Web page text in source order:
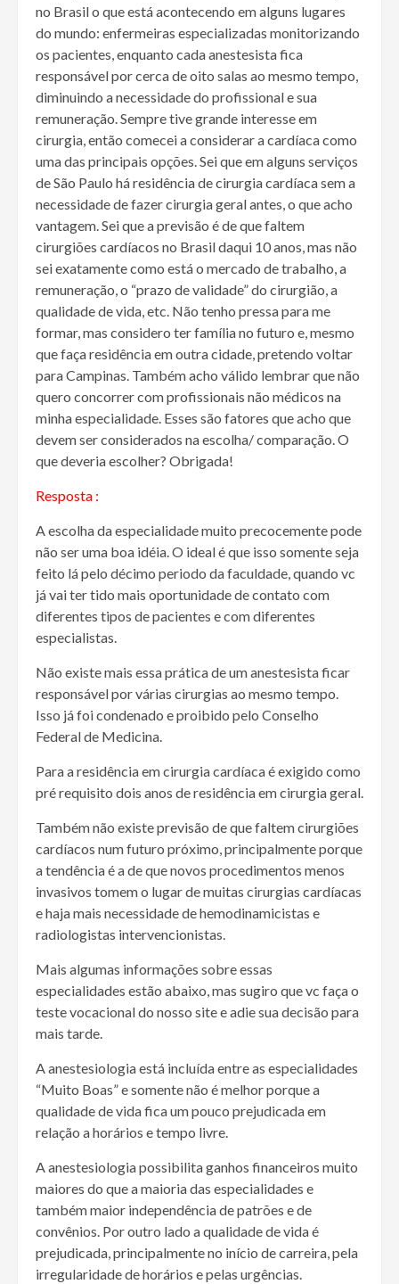
no Brasil o que está acontecendo em alguns lugares
do mundo: enfermeiras especializadas monitorizando
os pacientes, enquanto cada anestesista fica
responsável por cerca de oito salas ao mesmo tempo,
diminuindo a necessidade do profissional e sua
remuneração. Sempre tive grande interesse em
cirurgia, então comecei a considerar a cardíaca como
uma das principais opções. Sei que em alguns serviços
de São Paulo há residência de cirurgia cardíaca sem a
necessidade de fazer cirurgia geral antes, o que acho
vantagem. Sei que a previsão é de que faltem
cirurgiões cardíacos no Brasil daqui 10 anos, mas não
sei exatamente como está o mercado de trabalho, a
remuneração, o “prazo de validade” do cirurgião, a
qualidade de vida, etc. Não tenho pressa para me
formar, mas considero ter família no futuro e, mesmo
que faça residência em outra cidade, pretendo voltar
para Campinas. Também acho válido lembrar que não
quero concorrer com profissionais não médicos na
minha especialidade. Esses são fatores que acho que
devem ser considerados na escolha/ comparação. O
que deveria escolher? Obrigada!
Resposta :
A escolha da especialidade muito precocemente pode
não ser uma boa idéia. O ideal é que isso somente seja
feito lá pelo décimo periodo da faculdade, quando vc
já vai ter tido mais oportunidade de contato com
diferentes tipos de pacientes e com diferentes
especialistas.
Não existe mais essa prática de um anestesista ficar
responsável por várias cirurgias ao mesmo tempo.
Isso já foi condenado e proibido pelo Conselho
Federal de Medicina.
Para a residência em cirurgia cardíaca é exigido como
pré requisito dois anos de residência em cirurgia geral.
Também não existe previsão de que faltem cirurgiões
cardíacos num futuro próximo, principalmente porque
a tendência é a de que novos procedimentos menos
invasivos tomem o lugar de muitas cirurgias cardíacas
e haja mais necessidade de hemodinamicistas e
radiologistas intervencionistas.
Mais algumas informações sobre essas
especialidades estão abaixo, mas sugiro que vc faça o
teste vocacional do nosso site e adie sua decisão para
mais tarde.
A anestesiologia está incluída entre as especialidades
“Muito Boas” e somente não é melhor porque a
qualidade de vida fica um pouco prejudicada em
relação a horários e tempo livre.
A anestesiologia possibilita ganhos financeiros muito
maiores do que a maioria das especialidades e
também maior independência de patrões e de
convênios. Por outro lado a qualidade de vida é
prejudicada, principalmente no início de carreira, pela
irregularidade de horários e pelas urgências.